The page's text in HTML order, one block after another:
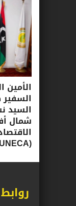
الأمين
السيد
شمال
(UNECA)